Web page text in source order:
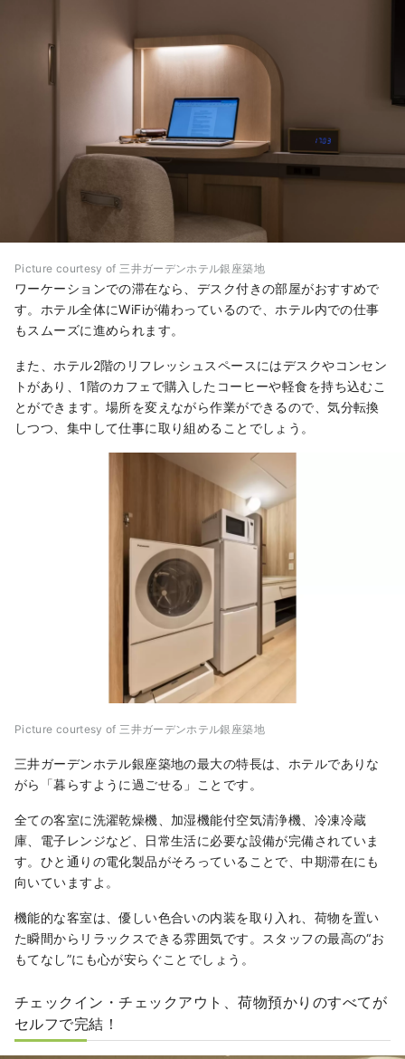
Picture courtesy of 三井ガーデンホテル銀座築地
ワーケーションでの滞在なら、デスク付きの部屋がおすすめで
す。ホテル全体にWiFiが備わっているので、ホテル内での仕事
もスムーズに進められます。
また、ホテル2階のリフレッシュスペースにはデスクやコンセン
トがあり、1階のカフェで購入したコーヒーや軽食を持ち込むこ
とができます。場所を変えながら作業ができるので、気分転換
しつつ、集中して仕事に取り組めることでしょう。
Picture courtesy of 三井ガーデンホテル銀座築地
三井ガーデンホテル銀座築地の最大の特長は、ホテルでありな
がら「暮らすように過ごせる」ことです。
全ての客室に洗濯乾燥機、加湿機能付空気清浄機、冷凍冷蔵
庫、電子レンジなど、日常生活に必要な設備が完備されていま
す。ひと通りの電化製品がそろっていることで、中期滞在にも
向いていますよ。
機能的な客室は、優しい色合いの内装を取り入れ、荷物を置い
た瞬間からリラックスできる雰囲気です。スタッフの最高の“お
もてなし”にも心が安らぐことでしょう。
チェックイン・チェックアウト、荷物預かりのすべてが
セルフで完結！